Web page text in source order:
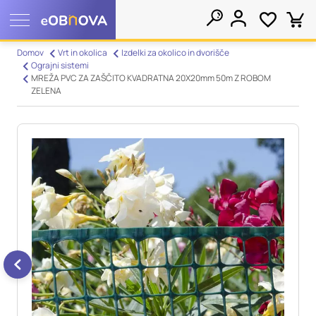
Domov Vrt in okolica
Izdelki za okolico in dvorišče
Ograjni sistemi
MREŽA PVC ZA ZAŠČITO KVADRATNA 20X20mm 50m Z ROBOM
ZELENA
Nastavitve piškotkov
Vaša zasebnost
piškotkov. Te informacije se lahko navezujejo na vas, vaše
nastavitve, vašo napravo ali pa skrbijo, da vaše spletno mesto
deluje v skladu z vašimi pričakovanji. Te informacije običajno
ne razkrivajo neposredno vaše identitete, vendar vam lahko
zagotovijo bolj prilagojeno spletno uporabniško izkušnjo.
Nekatere vrste piškotkov lahko zavrnete. Klikajte različna
imena kategorij, da si ogledate več informacij in spremenite
privzete nastavitve. Blokiranje določenih vrst piškotkov vpliva
na vašo uporabo tega spletnega mesta in naše storitve.Več
informacij
Obvezni piškotki
Vedno aktivni